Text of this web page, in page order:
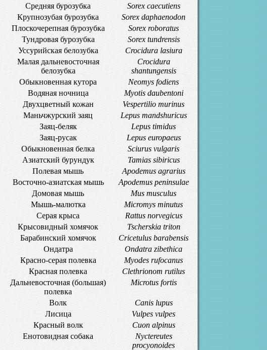
Средняя бурозубка
Sorex caecutiens
Крупнозубая бурозубка
Sorex daphaenodon
Плоскочерепная бурозубка
Sorex roboratus
Тундровая бурозубка
Sorex tundrensis
Уссурийская белозубка
Crocidura lasiura
Малая дальневосточная
белозубка
Crocidura
shantungensis
Обыкновенная кутора
Neomys fodiens
Водяная ночница
Myotis daubentoni
Двухцветный кожан
Vespertilio murinus
Маньчжурский заяц
Lepus mandshuricus
Заяц-беляк
Lepus timidus
Заяц-русак
Lepus europaeus
Обыкновенная белка
Sciurus vulgaris
Азиатский бурундук
Tamias sibiricus
Полевая мышь
Apodemus agrarius
Восточно-азиатская мышь
Apodemus peninsulae
Домовая мышь
Mus musculus
Мышь-малютка
Micromys minutus
Серая крыса
Rattus norvegicus
Крысовидный хомячок
Tscherskia triton
Барабинский хомячок
Cricetulus barabensis
Ондатра
Ondatra zibethica
Красно-серая полевка
Myodes rufocanus
Красная полевка
Clethrionom rutilus
Дальневосточная (большая)
полевка
Microtus fortis
Волк
Canis lupus
Лисица
Vulpes vulpes
Красный волк
Cuon alpinus
Енотовидная собака
Nyctereutes
procyonoides